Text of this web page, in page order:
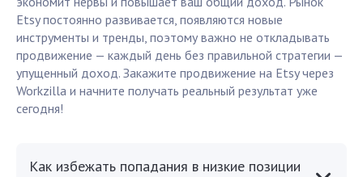
Etsy постоянно развивается, появляются новые
инструменты и тренды, поэтому важно не откладывать
продвижение — каждый день без правильной стратегии —
упущенный доход. Закажите продвижение на Etsy через
Workzilla и начните получать реальный результат уже
сегодня!
Как избежать попадания в низкие позиции